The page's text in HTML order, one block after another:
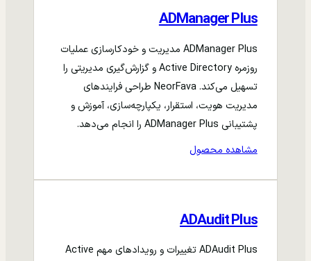
ADManager Plus
ADManager Plus مدیریت و خودکارسازی عملیات
روزمره Active Directory و گزارش‌گیری مدیریتی را
تسهیل می‌کند. NeorFava طراحی فرایندهای
مدیریت هویت، استقرار، یکپارچه‌سازی، آموزش و
پشتیبانی ADManager Plus را انجام می‌دهد.
مشاهده محصول
ADAudit Plus
ADAudit Plus تغییرات و رویدادهای مهم Active